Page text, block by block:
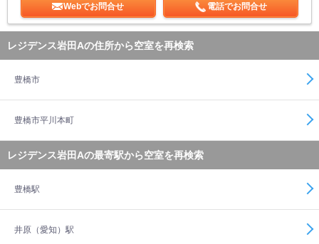
Webでお問合せ 電話でお問合せ
レジデンス岩田Aの住所から空室を再検索
豊橋市
豊橋市平川本町
レジデンス岩田Aの最寄駅から空室を再検索
豊橋駅
井原（愛知）駅